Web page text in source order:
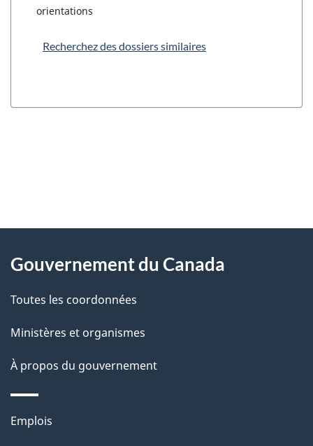
orientations
Recherchez des dossiers similaires
D
t
a
l
s
l
propos
ce
site
Gouvernement du Canada
Toutes les coordonnées
Ministères et organismes
À propos du gouvernement
Thèmes
Emplois